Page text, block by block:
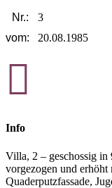
Nr.:
3
vom:
20.08.1985

Info
Villa, 2 – geschossig in
vorgezogen und erhöht
Quaderputzfassade,